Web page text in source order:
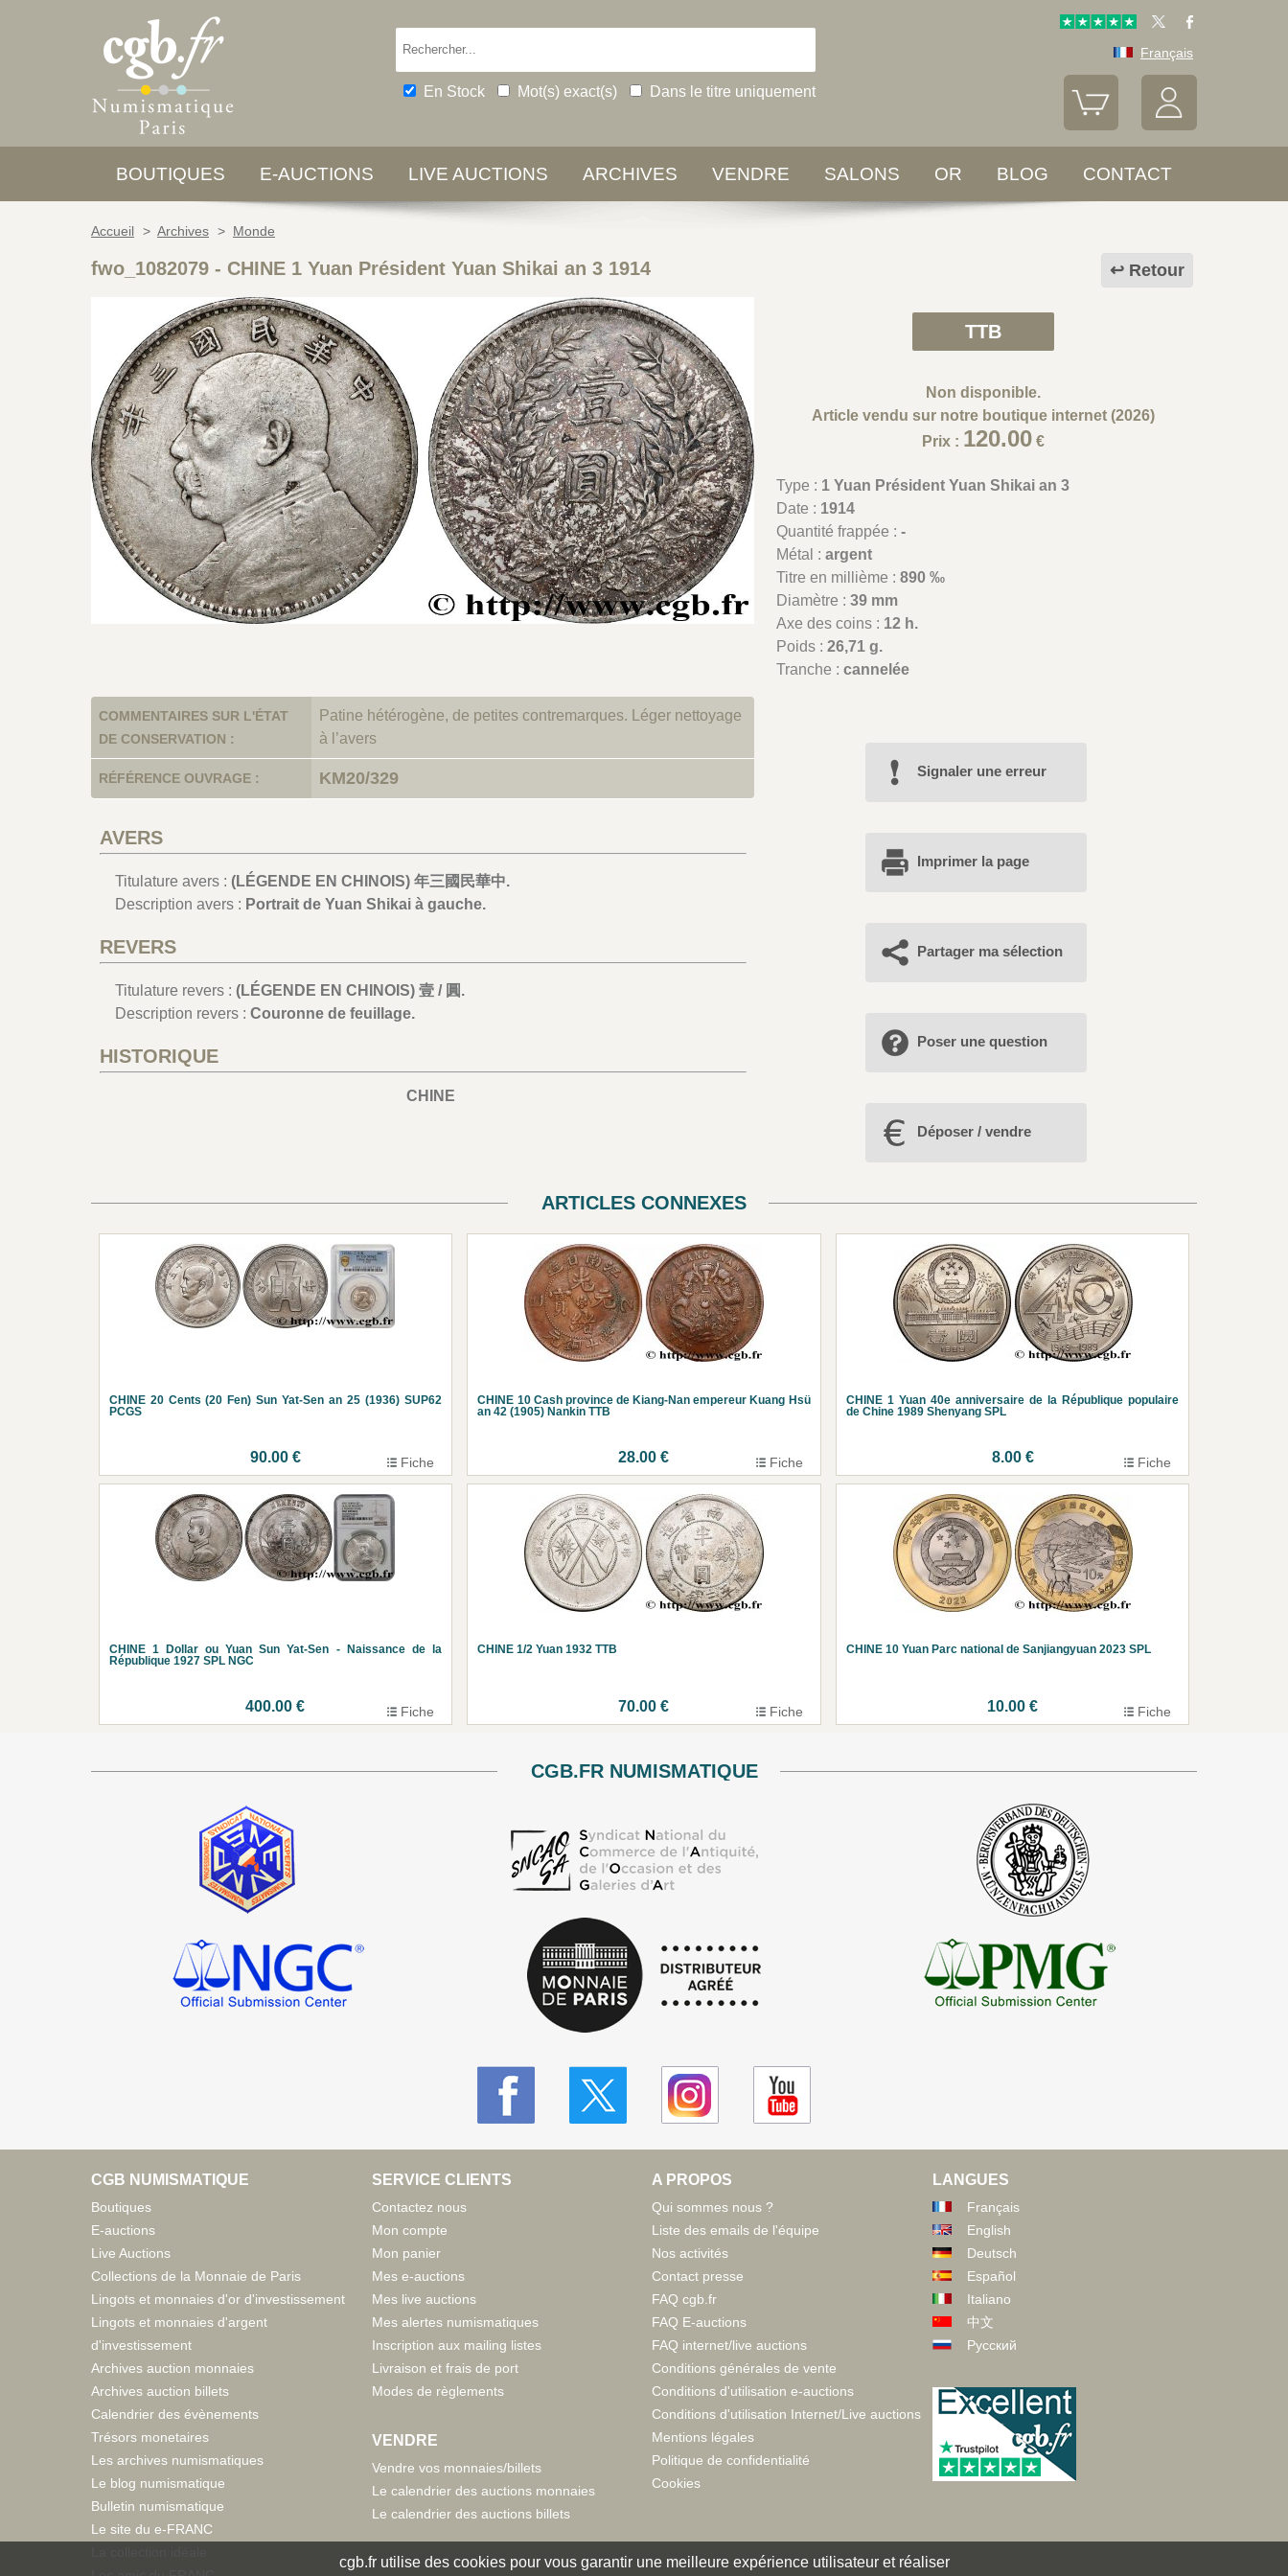
En Stock Mot(s) exact(s) Dans le titre uniquement
Français
BOUTIQUES E-AUCTIONS LIVE AUCTIONS ARCHIVES VENDRE SALONS OR BLOG CONTACT
Accueil > Archives > Monde
Retour
fwo_1082079 - CHINE 1 Yuan Président Yuan Shikai an 3 1914
TTB
Non disponible.
Article vendu sur notre boutique internet (2026)
Prix : 120.00 €
Type : 1 Yuan Président Yuan Shikai an 3
Date : 1914
Quantité frappée :-
Métal :argent
Titre en millième :890 ‰
Diamètre :39 mm
Axe des coins : 12 h.
Poids :26,71 g.
Tranche :cannelée
COMMENTAIRES SUR L'ÉTAT
DE CONSERVATION :
Patine hétérogène, de petites contremarques. Léger nettoyage
à l’avers
RÉFÉRENCE OUVRAGE : KM20/329
AVERS
Titulature avers : (LÉGENDE EN CHINOIS) 年三國民華中.
Description avers : Portrait de Yuan Shikai à gauche.
REVERS
Titulature revers : (LÉGENDE EN CHINOIS) 壹 / 圓.
Description revers : Couronne de feuillage.
HISTORIQUE
CHINE
Signaler une erreur
Imprimer la page
Partager ma sélection
Poser une question
Déposer / vendre
ARTICLES CONNEXES
CHINE 20 Cents (20 Fen) Sun Yat-Sen an 25 (1936) SUP62
PCGS
90.00 € Fiche
CHINE 10 Cash province de Kiang-Nan empereur Kuang Hsü
an 42 (1905) Nankin TTB
28.00 € Fiche
CHINE 1 Yuan 40e anniversaire de la République populaire
de Chine 1989 Shenyang SPL
8.00 € Fiche
CHINE 1 Dollar ou Yuan Sun Yat-Sen - Naissance de la
République 1927 SPL NGC
400.00 € Fiche
CHINE 1/2 Yuan 1932 TTB
70.00 € Fiche
CHINE 10 Yuan Parc national de Sanjiangyuan 2023 SPL
10.00 € Fiche
CGB.FR NUMISMATIQUE
CGB NUMISMATIQUE
Boutiques
E-auctions
Live Auctions
Collections de la Monnaie de Paris
Lingots et monnaies d'or d'investissement
Lingots et monnaies d'argent
d'investissement
Archives auction monnaies
Archives auction billets
Calendrier des évènements
Trésors monetaires
Les archives numismatiques
Le blog numismatique
Bulletin numismatique
Le site du e-FRANC
SERVICE CLIENTS
Contactez nous
Mon compte
Mon panier
Mes e-auctions
Mes live auctions
Mes alertes numismatiques
Inscription aux mailing listes
Livraison et frais de port
Modes de règlements
VENDRE
Vendre vos monnaies/billets
Le calendrier des auctions monnaies
Le calendrier des auctions billets
A PROPOS
Qui sommes nous ?
Liste des emails de l'équipe
Nos activités
Contact presse
FAQ cgb.fr
FAQ E-auctions
FAQ internet/live auctions
Conditions générales de vente
Conditions d'utilisation e-auctions
Conditions d'utilisation Internet/Live auctions
Mentions légales
Politique de confidentialité
Cookies
LANGUES
Français
English
Deutsch
Español
Italiano
中文
Русский
cgb.fr utilise des cookies pour vous garantir une meilleure expérience utilisateur et réaliser